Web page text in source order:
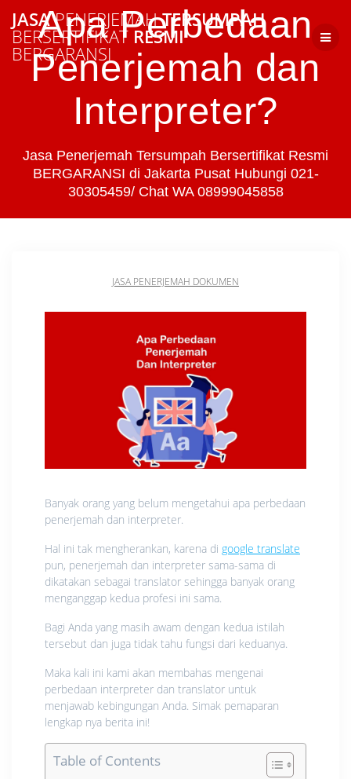
Skip
to
content
JASAPENERJEMAHTERSUMPAH
BERSERTIFIKAT RESMI
BERGARANSI
Apa Perbedaan
Penerjemah dan
Interpreter?
Jasa Penerjemah Tersumpah Bersertifikat Resmi
BERGARANSI di Jakarta Pusat Hubungi 021-
30305459/ Chat WA 08999045858
JASA PENERJEMAH DOKUMEN
Banyak orang yang belum mengetahui apa perbedaan
penerjemah dan interpreter.
Hal ini tak mengherankan, karena di google translate
pun, penerjemah dan interpreter sama-sama di
dikatakan sebagai translator sehingga banyak orang
menganggap kedua profesi ini sama.
Bagi Anda yang masih awam dengan kedua istilah
tersebut dan juga tidak tahu fungsi dari keduanya.
Maka kali ini kami akan membahas mengenai
perbedaan interpreter dan translator untuk
menjawab kebingungan Anda. Simak pemaparan
lengkap nya berita ini!
Table of Contents